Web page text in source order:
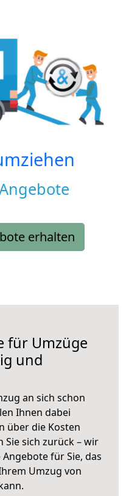
erhalten
für Umzüge
und
an sich schon
Ihnen dabei
über die Kosten
Sie sich zurück – wir
für Sie, das
Umzug von